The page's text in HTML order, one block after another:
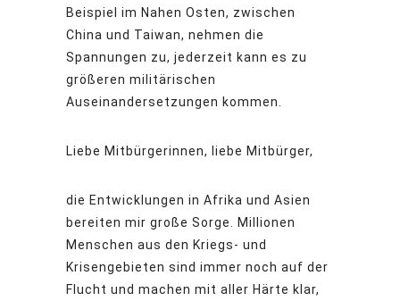
Beispiel im Nahen Osten, zwischen
China und Taiwan, nehmen die
Spannungen zu, jederzeit kann es zu
größeren militärischen
Auseinandersetzungen kommen.
Liebe Mitbürgerinnen, liebe Mitbürger,
die Entwicklungen in Afrika und Asien
bereiten mir große Sorge. Millionen
Menschen aus den Kriegs- und
Krisengebieten sind immer noch auf der
Flucht und machen mit aller Härte klar,